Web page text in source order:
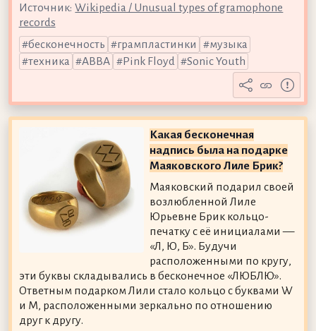
Источник: Wikipedia / Unusual types of gramophone
records
бесконечность
грампластинки
музыка
техника
ABBA Pink Floyd Sonic Youth
Какая бесконечная
надпись была на подарке
Маяковского Лиле Брик?
Маяковский подарил своей
возлюбленной Лиле
Юрьевне Брик кольцо-
печатку с её инициалами —
«Л, Ю, Б». Будучи
расположенными по кругу,
эти буквы складывались в бесконечное «ЛЮБЛЮ».
Ответным подарком Лили стало кольцо с буквами W
и М, расположенными зеркально по отношению
друг к другу.